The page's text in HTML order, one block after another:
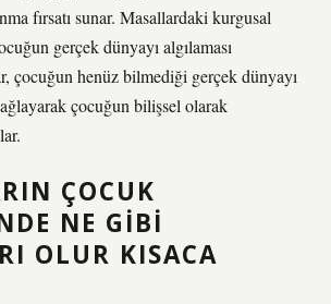
fırsatı sunar. Masallardaki kurgusal
gerçek dünyayı algılaması
çocuğun henüz bilmediği gerçek dünyayı
çocuğun bilişsel olarak
ÇOCUK
NE GIBI
OLUR KISACA